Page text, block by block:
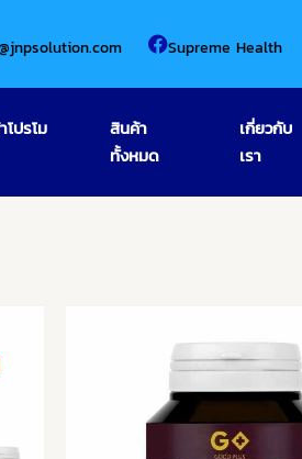
Supreme Health
ปรโม
สินค้า
ทั้งหมด
เกี่ยวกับ
เรา